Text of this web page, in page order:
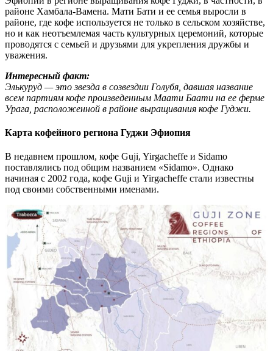
районе Хамбала-Вамена. Мати Бати и ее семья выросли в
районе, где кофе используется не только в сельском хозяйстве,
но и как неотъемлемая часть культурных церемоний, которые
проводятся с семьей и друзьями для укрепления дружбы и
уважения.
Интересный факт:
Элькуруд — это звезда в созвездии Голубя, давшая название
всем партиям кофе произведенным Маати Баати на ее ферме
Урага, расположенной в районе выращивания кофе Гуджи.
Карта кофейного региона Гуджи Эфиопия
В недавнем прошлом, кофе Guji, Yirgacheffe и Sidamo
поставлялись под общим названием «Sidamo». Однако
начиная с 2002 года, кофе Guji и Yirgacheffe стали известны
под своими собственными именами.